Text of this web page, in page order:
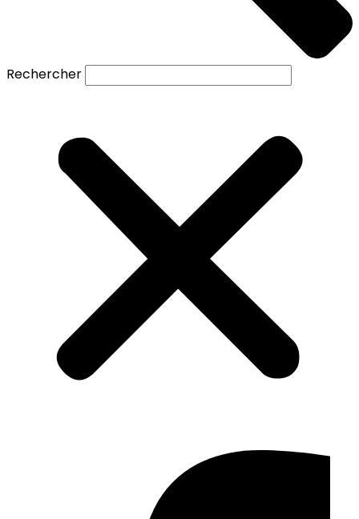
Rechercher